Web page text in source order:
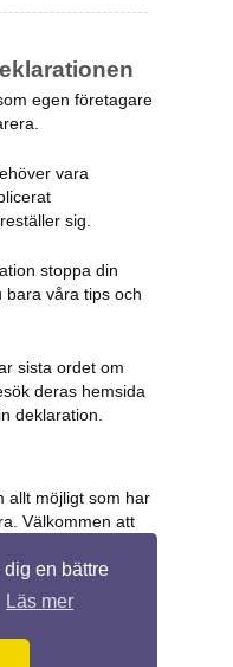
en bättre
Läs mer
egen företagare
vara
sig.
stoppa din
våra tips och
sista ordet om
deras hemsida
deklaration.
allt möjligt som har
Välkommen att